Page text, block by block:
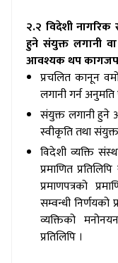
२.२ विदेशी नागरिक
हुने संयुक्त लगानी
आवश्यक थप
प्रचलित कानून
लगानी गर्न अनुमति
संयुक्त लगानी हुने
स्वीकृति तथा
विदेशी व्यक्ति
प्रमाणित
प्रमाणपत्रको
सम्वन्धी निर्णयको
व्यक्तिको
प्रतिलिपि ।